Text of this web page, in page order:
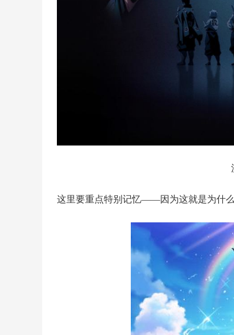
这里要重点特别记忆——因为这就是为什